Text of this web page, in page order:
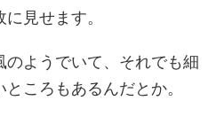
見せます。
ようでいて、それでも細
ころもあるんだとか。